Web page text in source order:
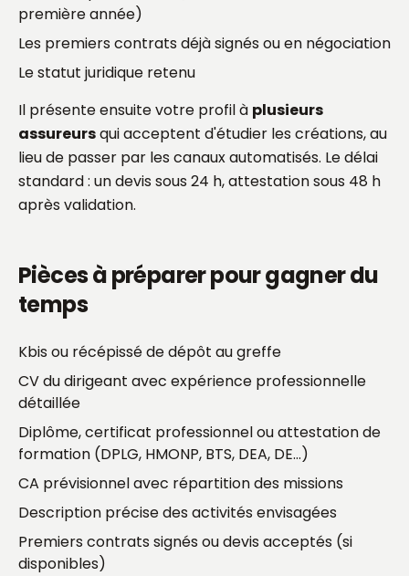
première année)
Les premiers contrats déjà signés ou en négociation
Le statut juridique retenu
Il présente ensuite votre profil à plusieurs
assureursqui acceptent d'étudier les créations, au
lieu de passer par les canaux automatisés. Le délai
standard : un devis sous 24 h, attestation sous 48 h
après validation.
Pièces à préparer pour gagner du
temps
Kbis ou récépissé de dépôt au greffe
CV du dirigeant avec expérience professionnelle
détaillée
Diplôme, certificat professionnel ou attestation de
formation (DPLG, HMONP, BTS, DEA, DE…)
CA prévisionnel avec répartition des missions
Description précise des activités envisagées
Premiers contrats signés ou devis acceptés (si
disponibles)